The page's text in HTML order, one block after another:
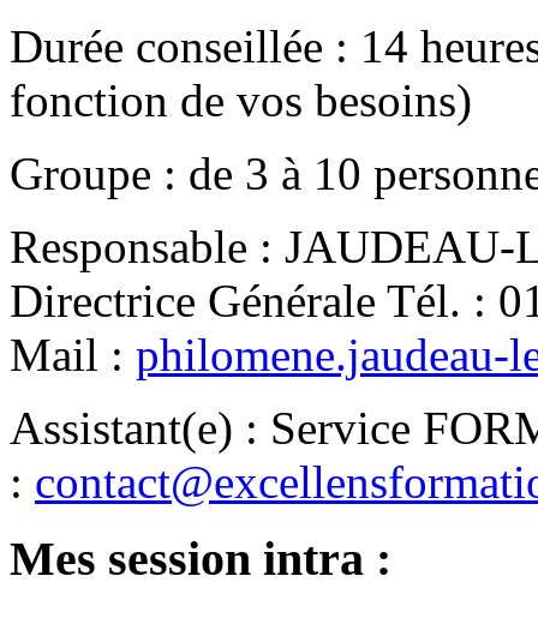
Durée conseillée : 14
fonction de vos besoins)
Groupe : de 3 à 10
Responsable : JAUDEAU-
Directrice Générale Tél. :
Mail : philomene.jaudeau-
Assistant(e) : Service
:
Mes session intra :